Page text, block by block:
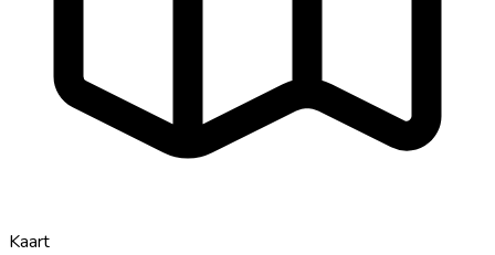
Kaart